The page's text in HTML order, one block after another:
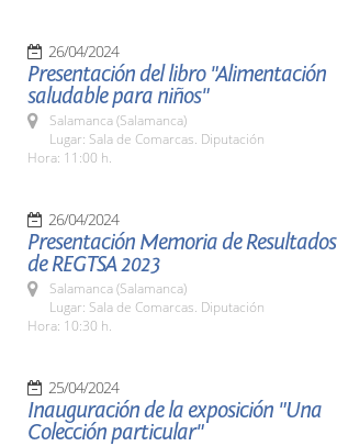
26/04/2024
Presentación del libro "Alimentación
saludable para niños"
Salamanca (Salamanca)
Lugar: Sala de Comarcas. Diputación
Hora: 11:00 h.
26/04/2024
Presentación Memoria de Resultados
de REGTSA 2023
Salamanca (Salamanca)
Lugar: Sala de Comarcas. Diputación
Hora: 10:30 h.
25/04/2024
Inauguración de la exposición "Una
Colección particular"